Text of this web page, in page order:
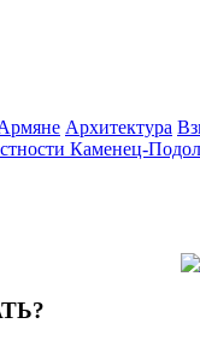
Архитектура
Каменец-